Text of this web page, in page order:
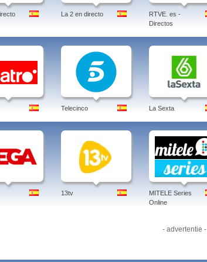
La 2 en directo
RTVE. es -
Directos
Telecinco La Sexta
13tv
MITELE Series
Online
- advertentie -